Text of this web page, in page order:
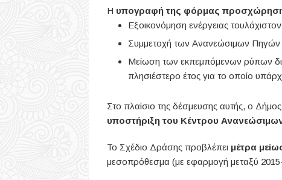
Η υπογραφή της φόρμας
Εξοικονόμηση ενέργειας
Συμμετοχή των Ανανεώσιμων Πηγών
Μείωση των εκπεμπόμενων ρύπων
πλησιέστερο έτος για το οποίο
Στο πλαίσιο της δέσμευσης αυτής, ο
υποστήριξη του Κέντρου
Το Σχέδιο Δράσης προβλέπει μέτρα
μεσοπρόθεσμα (με εφαρμογή μεταξύ